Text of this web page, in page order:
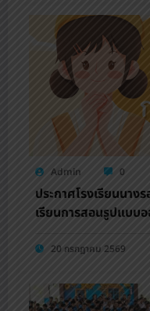
Admin 0
ประกาศโรงเรียนนาง
เรียนการสอนรูปแบบ
20 กรกฎาคม 2569